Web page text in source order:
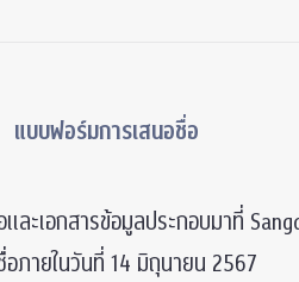
แบบฟอร์มการเสนอชื่อ
ะเอกสารข้อมูลประกอบมาที่
อภายในวันที่ 14 มิถุนายน 2567